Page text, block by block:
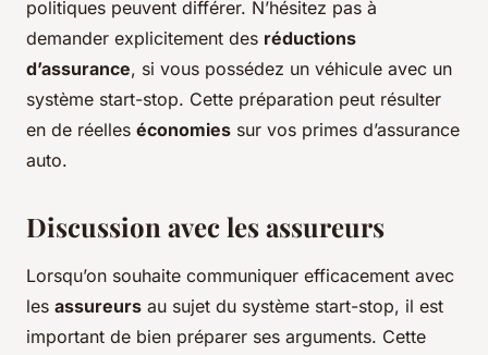
politiques peuvent différer. N’hésitez pas à
demander explicitement des réductions
d’assurance, si vous possédez un véhicule avec un
système start-stop. Cette préparation peut résulter
en de réelles économies sur vos primes d’assurance
auto.
Discussion avec les assureurs
Lorsqu’on souhaite communiquer efficacement avec
les assureurs au sujet du système start-stop, il est
important de bien préparer ses arguments. Cette